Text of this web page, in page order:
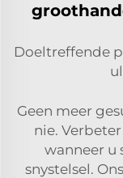
Doeltreffende
Geen meer
nie.
wanneer u
snystelsel. Ons